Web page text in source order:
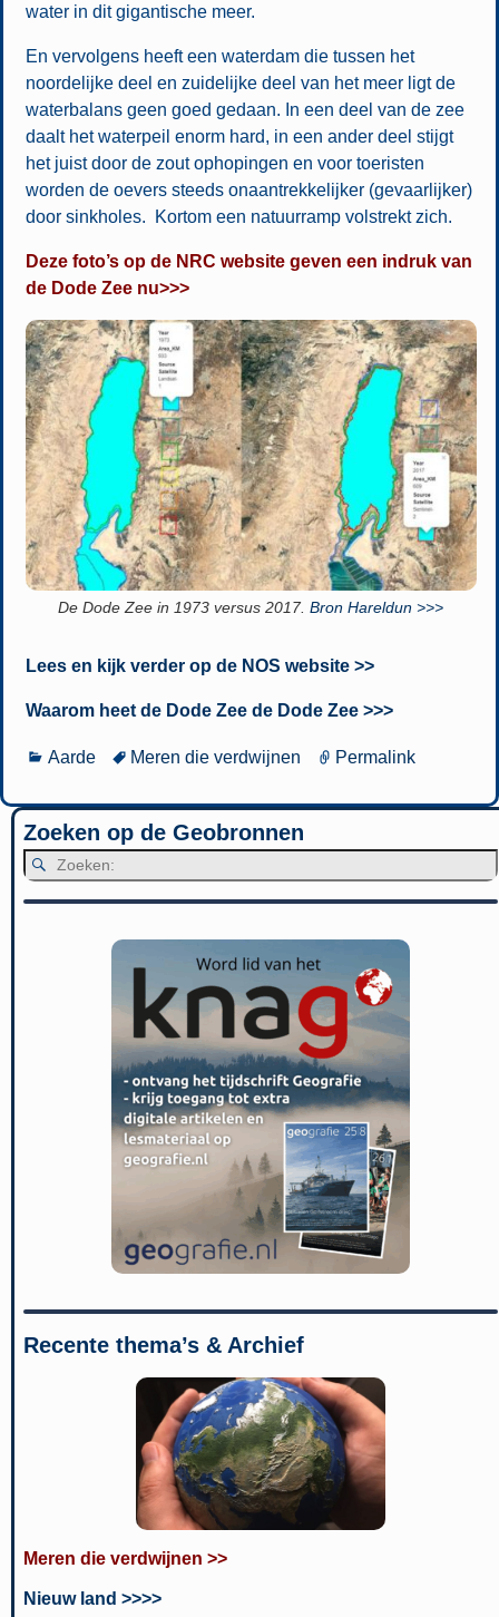
water in dit gigantische meer.
En vervolgens heeft een waterdam die tussen het
noordelijke deel en zuidelijke deel van het meer ligt de
waterbalans geen goed gedaan. In een deel van de zee
daalt het waterpeil enorm hard, in een ander deel stijgt
het juist door de zout ophopingen en voor toeristen
worden de oevers steeds onaantrekkelijker (gevaarlijker)
door sinkholes. Kortom een natuurramp volstrekt zich.
Deze foto’s op de NRC website geven een indruk van
de Dode Zee nu>>>
De Dode Zee in 1973 versus 2017.Bron Hareldun >>>
Lees en kijk verder op de NOS website >>
Waarom heet de Dode Zee de Dode Zee >>>
Aarde Meren die verdwijnen Permalink
Zoeken op de Geobronnen
Recente thema’s & Archief
Meren die verdwijnen >>
Nieuw land >>>>